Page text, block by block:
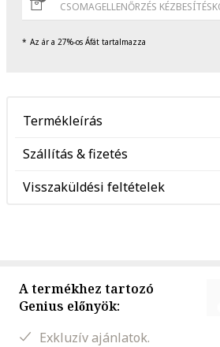
CSOMAGELLENŐRZÉS
Az ár a 27%-os Áfát tartalmazza
Termékleírás
Szállítás & fizetés
Visszaküldési feltételek
A termékhez tartozó
Genius előnyök:
Exkluzív ajánlatok.